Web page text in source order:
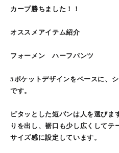
カープ勝ちました！！
オススメアイテム紹介
フォーメン ハーフパンツ
5ポケットデザインをベースに、
です。
ピタッとした短パンは人を選びま
りを出し、裾口も少し広くしてテ
サイズ感に設定しています。